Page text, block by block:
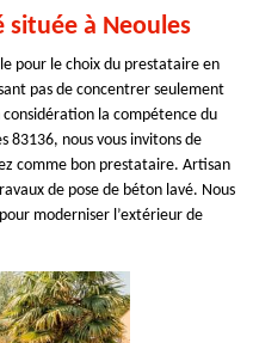
située à Neoules
pour le choix du prestataire en
pas de concentrer seulement
la compétence du
83136, nous vous invitons de
comme bon prestataire. Artisan
de pose de béton lavé. Nous
moderniser l’extérieur de